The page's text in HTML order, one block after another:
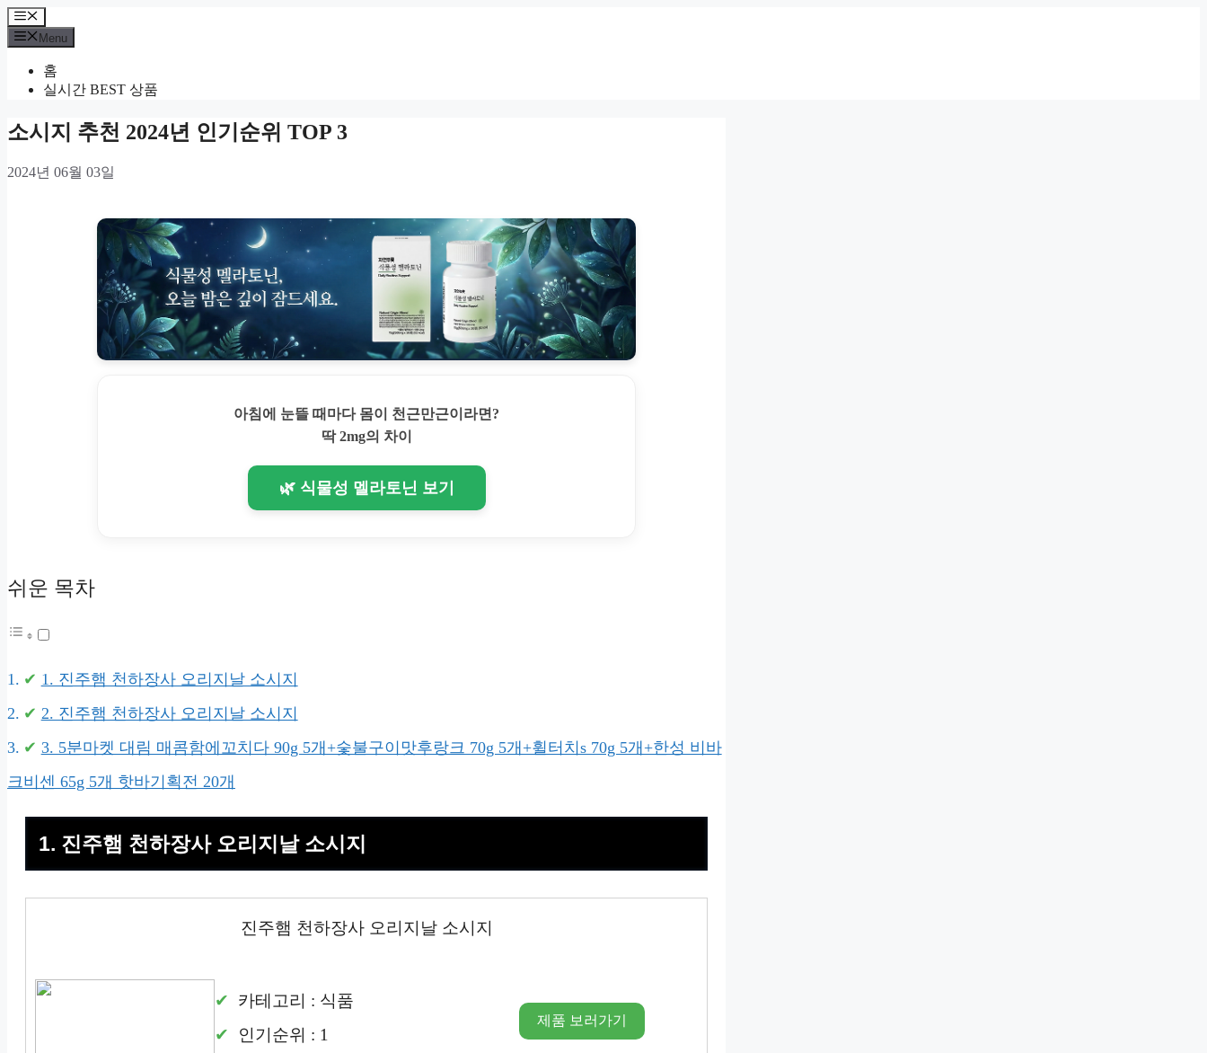
Skip
to
content
Menu
Menu
홈
실시간 BEST 상품
소시지 추천 2024년 인기순위 TOP 3
2024년 06월 03일
아침에 눈뜰 때마다 몸이 천근만근이라면?
딱 2mg의 차이
🌿 식물성 멜라토닌 보기
쉬운 목차
1. 진주햄 천하장사 오리지날 소시지
2. 진주햄 천하장사 오리지날 소시지
3. 5분마켓 대림 매콤함에꼬치다 90g 5개+숯불구이맛후랑크 70g 5개+휠터치s 70g 5개+한성 비바
크비센 65g 5개 핫바기획전 20개
1. 진주햄 천하장사 오리지날 소시지
진주햄 천하장사 오리지날 소시지
카테고리 : 식품
인기순위 : 1
제품 보러가기